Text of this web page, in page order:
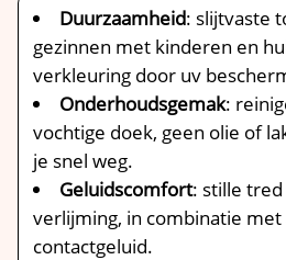
Duurzaamheid: slijtvaste
gezinnen met kinderen en
verkleuring door uv
Onderhoudsgemak:
vochtige doek, geen olie of
je snel weg.​
Geluidscomfort: stille
verlijming, in combinatie
contactgeluid.​